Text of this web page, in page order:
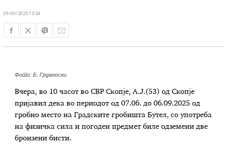
09/09/2025 13:34
Фото: Б. Грданоски
Вчера, во 10 часот во СВР Скопје, А.Ј.(53) од Скопје
пријавил дека во периодот од 07.06. до 06.09.2025 од
гробно место на Градските гробишта Бутел, со употреба
на физичка сила и погоден предмет биле одземени две
бронзени бисти.